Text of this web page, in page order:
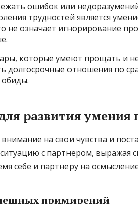
ошибок или
трудностей является
не означает игнорирование
которые умеют прощать и
долгосрочные отношения по
обиды.
развития умения
на свои чувства и
с партнером, выражая
себе и партнеру на
примирений